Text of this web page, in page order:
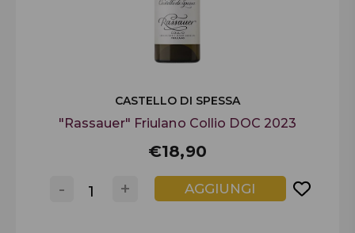
CASTELLO DI SPESSA
"Rassauer" Friulano Collio DOC 2023
€18,90
+
- AGGIUNGI